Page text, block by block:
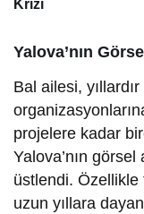
Krizi
Yalova’nın
Bal ailesi,
projelere kadar
Yalova’nın
üstlendi. Özellikle
uzun yıllara